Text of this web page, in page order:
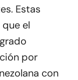
Estas
el
por
con